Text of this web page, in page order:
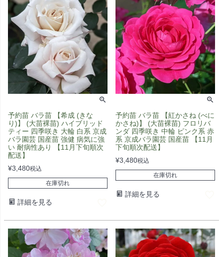
予約苗 バラ苗 【希成 (きな
り)】 (大苗裸苗) ハイブリッド
ティー 四季咲き 大輪 白系 京成
バラ園芸 国産苗 強健 病気に強
い 耐病性あり 【11月下旬順次
配送】
¥3,480税込
在庫切れ
詳細を見る
予約苗 バラ苗 【紅かさね (べに
かさね)】 (大苗裸苗) フロリバ
ンダ 四季咲き 中輪 ピンク系 赤
系 京成バラ園芸 国産苗 【11月
下旬順次配送】
¥3,480税込
在庫切れ
詳細を見る